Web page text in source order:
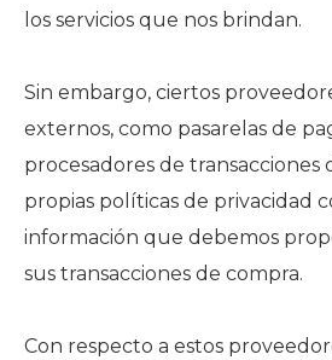
los servicios que nos brindan.
Sin embargo, ciertos
externos, como pasarelas de
procesadores de transacciones
propias políticas de privacidad
información que debemos
sus transacciones de compra.
Con respecto a estos